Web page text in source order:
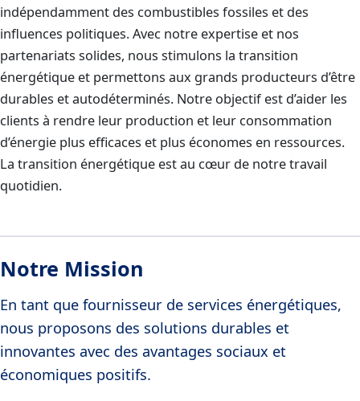
indépendamment des combustibles fossiles et des
influences politiques. Avec notre expertise et nos
partenariats solides, nous stimulons la transition
énergétique et permettons aux grands producteurs d’être
durables et autodéterminés. Notre objectif est d’aider les
clients à rendre leur production et leur consommation
d’énergie plus efficaces et plus économes en ressources.
La transition énergétique est au cœur de notre travail
quotidien.
Notre Mission
En tant que fournisseur de services énergétiques,
nous proposons des solutions durables et
innovantes avec des avantages sociaux et
économiques positifs.